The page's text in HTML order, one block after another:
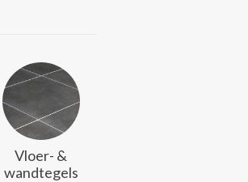
Vloer- &
wandtegels